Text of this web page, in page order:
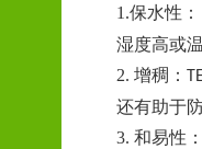
1.保水性
湿度高或
2. 增稠：
还有助于
3. 和易性